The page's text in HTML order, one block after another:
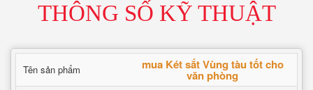
THÔNG SỐ KỸ THUẬT
Tên sản phẩm mua Két sắt Vùng tàu tốt cho
văn phòng